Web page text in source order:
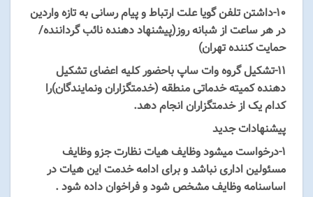
۱۰-داشتن تلفن گویا علت ارتباط و پیام رسانی به تازه واردین
در هر ساعت از شبانه روز(پیشنهاد دهنده نائب گرداننده/
حمایت کننده تهران)
۱۱-تشکیل گروه وات ساپ باحضور کلیه اعضای تشکیل
دهنده کمیته خدماتی منطقه (خدمتگزاران ونمایندگان)را
کدام یک از خدمتگزاران انجام دهد.
پیشنهادات جدید
۱-درخواست میشود وظایف هیات نظارت جزو وظایف
مسئولین اداری نباشد و برای ادامه خدمت این هیات در
اساسنامه وظایف مشخص شود و فراخوان داده شود .